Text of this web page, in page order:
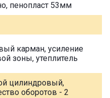
пенопласт 53мм
карман, усиление
зоны, утеплитель
цилиндровый,
оборотов - 2